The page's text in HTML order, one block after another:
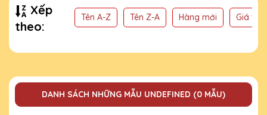
Xếp
theo:
Tên A-Z Tên Z-A Hàng mới Giá
DANH SÁCH NHỮNG MẪU UNDEFINED (0 MẪU)